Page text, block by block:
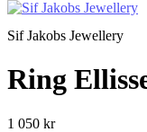
Sif Jakobs Jewellery
Ring
1 050 kr